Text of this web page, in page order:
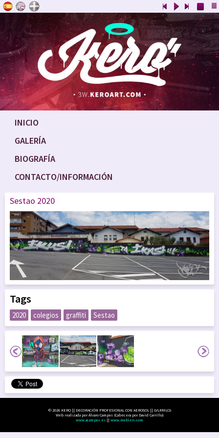
INICIO
GALERÍA
BIOGRAFÍA
CONTACTO/INFORMACIÓN
Sestao 2020
Tags
2020 colegios graffiti Sestao
© 2026 KERO || DECORACIÓN PROFESIONAL CON AEROSOL || LVLRMLCG
Web realizada por Álvaro Campos (Cabecera por David Carrillo)
www.acampos.es || www.mubien.com